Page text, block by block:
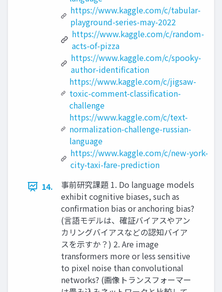
https://www.kaggle.com/c/tabular-
playground-series-may-2022
https://www.kaggle.com/c/random-
acts-of-pizza
https://www.kaggle.com/c/spooky-
author-identification
https://www.kaggle.com/c/jigsaw-
toxic-comment-classification-
challenge
https://www.kaggle.com/c/text-
normalization-challenge-russian-
language
https://www.kaggle.com/c/new-york-
city-taxi-fare-prediction
14.
事前研究課題 1. Do language models
exhibit cognitive biases, such as
confirmation bias or anchoring bias?
(言語モデルは、確証バイアスやアン
カリングバイアスなどの認知バイア
スを示すか？) 2. Are image
transformers more or less sensitive
to pixel noise than convolutional
networks? (画像トランスフォーマー